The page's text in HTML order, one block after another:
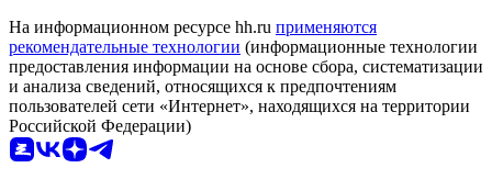
На информационном ресурсе hh.ru применяются
рекомендательные технологии (информационные технологии
предоставления информации на основе сбора, систематизации
и анализа сведений, относящихся к предпочтениям
пользователей сети «Интернет», находящихся на территории
Российской Федерации)